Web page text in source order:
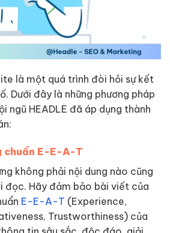
là một quá trình đòi hỏi sự kết
Dưới đây là những phương pháp
ngũ HEADLE đã áp dụng thành
chuẩn E-E-A-T
không phải nội dung nào cũng
đọc. Hãy đảm bảo bài viết của
E-E-A-T (Experience,
Trustworthiness) của